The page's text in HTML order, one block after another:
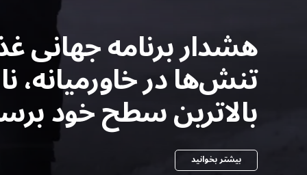
هشدار برنامه جهانی
تنش‌ها در
بالاترین سطح خود
بیشتر بخوانید